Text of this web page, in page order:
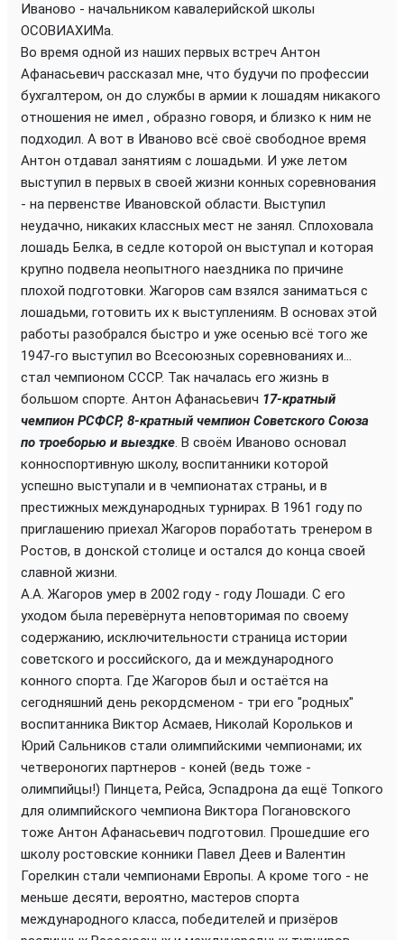
Иваново - начальником кавалерийской школы
ОСОВИАХИМа.
Во время одной из наших первых встреч Антон
Афанасьевич рассказал мне, что будучи по профессии
бухгалтером, он до службы в армии к лошадям никакого
отношения не имел , образно говоря, и близко к ним не
подходил. А вот в Иваново всё своё свободное время
Антон отдавал занятиям с лошадьми. И уже летом
выступил в первых в своей жизни конных соревнования
- на первенстве Ивановской области. Выступил
неудачно, никаких классных мест не занял. Сплоховала
лошадь Белка, в седле которой он выступал и которая
крупно подвела неопытного наездника по причине
плохой подготовки. Жагоров сам взялся заниматься с
лошадьми, готовить их к выступлениям. В основах этой
работы разобрался быстро и уже осенью всё того же
1947-го выступил во Всесоюзных соревнованиях и...
стал чемпионом СССР. Так началась его жизнь в
большом спорте. Антон Афанасьевич 17-кратный
чемпион РСФСР, 8-кратный чемпион Советского Союза
по троеборью и выездке. В своём Иваново основал
конноспортивную школу, воспитанники которой
успешно выступали и в чемпионатах страны, и в
престижных международных турнирах. В 1961 году по
приглашению приехал Жагоров поработать тренером в
Ростов, в донской столице и остался до конца своей
славной жизни.
А.А. Жагоров умер в 2002 году - году Лошади. С его
уходом была перевёрнута неповторимая по своему
содержанию, исключительности страница истории
советского и российского, да и международного
конного спорта. Где Жагоров был и остаётся на
сегодняшний день рекордсменом - три его "родных"
воспитанника Виктор Асмаев, Николай Корольков и
Юрий Сальников стали олимпийскими чемпионами; их
четвероногих партнеров - коней (ведь тоже -
олимпийцы!) Пинцета, Рейса, Эспадрона да ещё Топкого
для олимпийского чемпиона Виктора Погановского
тоже Антон Афанасьевич подготовил. Прошедшие его
школу ростовские конники Павел Деев и Валентин
Горелкин стали чемпионами Европы. А кроме того - не
меньше десяти, вероятно, мастеров спорта
международного класса, победителей и призёров